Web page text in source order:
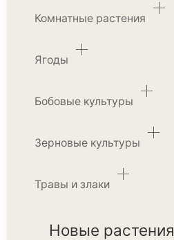
Комнатные растения
Ягоды
Бобовые культуры
Зерновые культуры
Травы и злаки
Новые растения